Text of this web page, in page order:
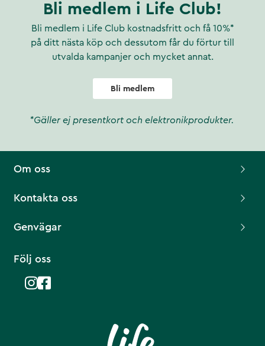
Bli medlem i Life Club!
Bli medlem i Life Club kostnadsfritt och få 10%*
på ditt nästa köp och dessutom får du förtur till
utvalda kampanjer och mycket annat.
Bli medlem
*Gäller ej presentkort och elektronikprodukter.
Om oss
Kontakta oss
Genvägar
Följ oss